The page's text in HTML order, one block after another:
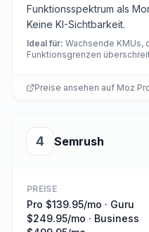
Funktionsspektrum als
Keine KI-Sichtbarkeit.
Ideal für: Wachsende KMUs,
Funktionsgrenzen
Preise ansehen auf Moz
4 Semrush
PREISE
Pro $139.95/mo · Guru
$249.95/mo · Business